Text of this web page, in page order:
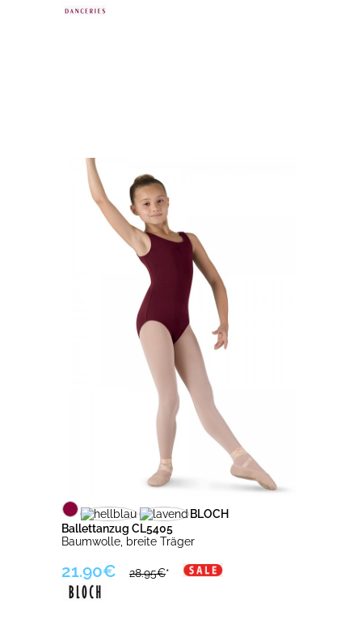
BLOCH
Ballettanzug CL5405
Baumwolle, breite Träger
21.90€ 28.95€*